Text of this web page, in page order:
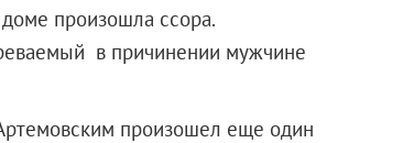
произошла ссора.
в причинении мужчине
произошел еще один